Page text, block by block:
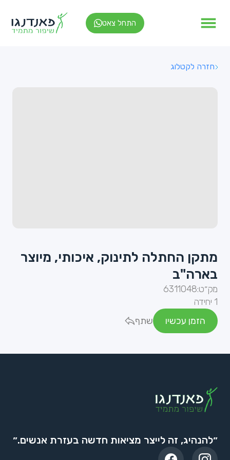
התחל צאט
חזרה לקטלוג
מתקן החתלה לתינוק, איכותי, מיוצר
בארה"ב
מק״ט:6311048
1 יחידה
הזמן עכשיו
שתף
״להנהיג, זה לייצר מציאות חדשה בעזרת אנשים.״